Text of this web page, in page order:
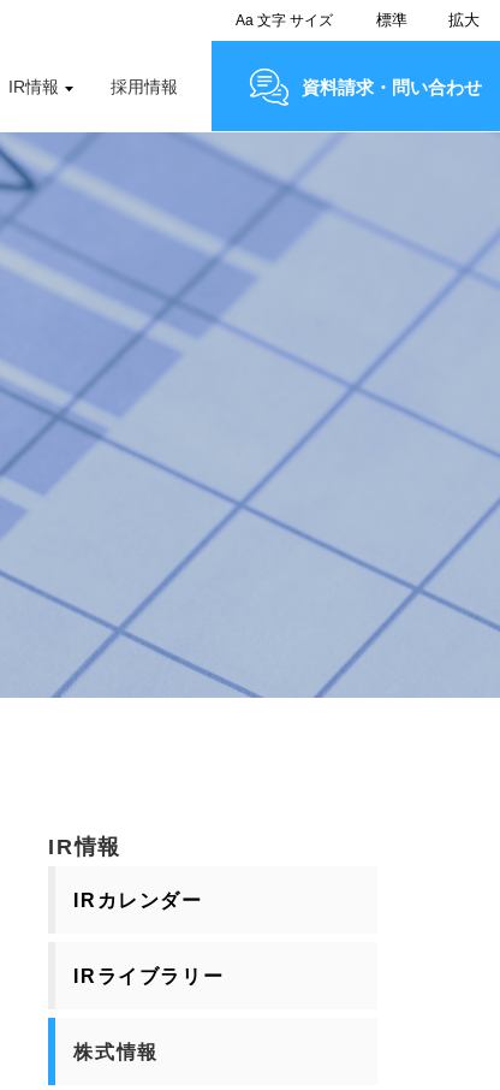
IR情報 採用情報
Aa文字サイズ 標準 拡大
資料請求・問い合わせ
IR情報
IRカレンダー
IRライブラリー
株式情報